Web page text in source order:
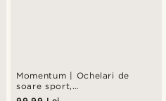
Momentum | Ochelari de
soare sport,
supradimensionați, de culoare